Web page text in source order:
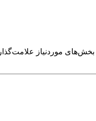
بخش‌های موردنیاز